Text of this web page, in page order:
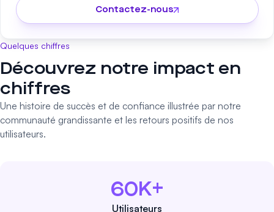
Contactez-nous
Quelques chiffres
Découvrez notre impact en
chiffres
Une histoire de succès et de confiance illustrée par notre
communauté grandissante et les retours positifs de nos
utilisateurs.
60K+
Utilisateurs